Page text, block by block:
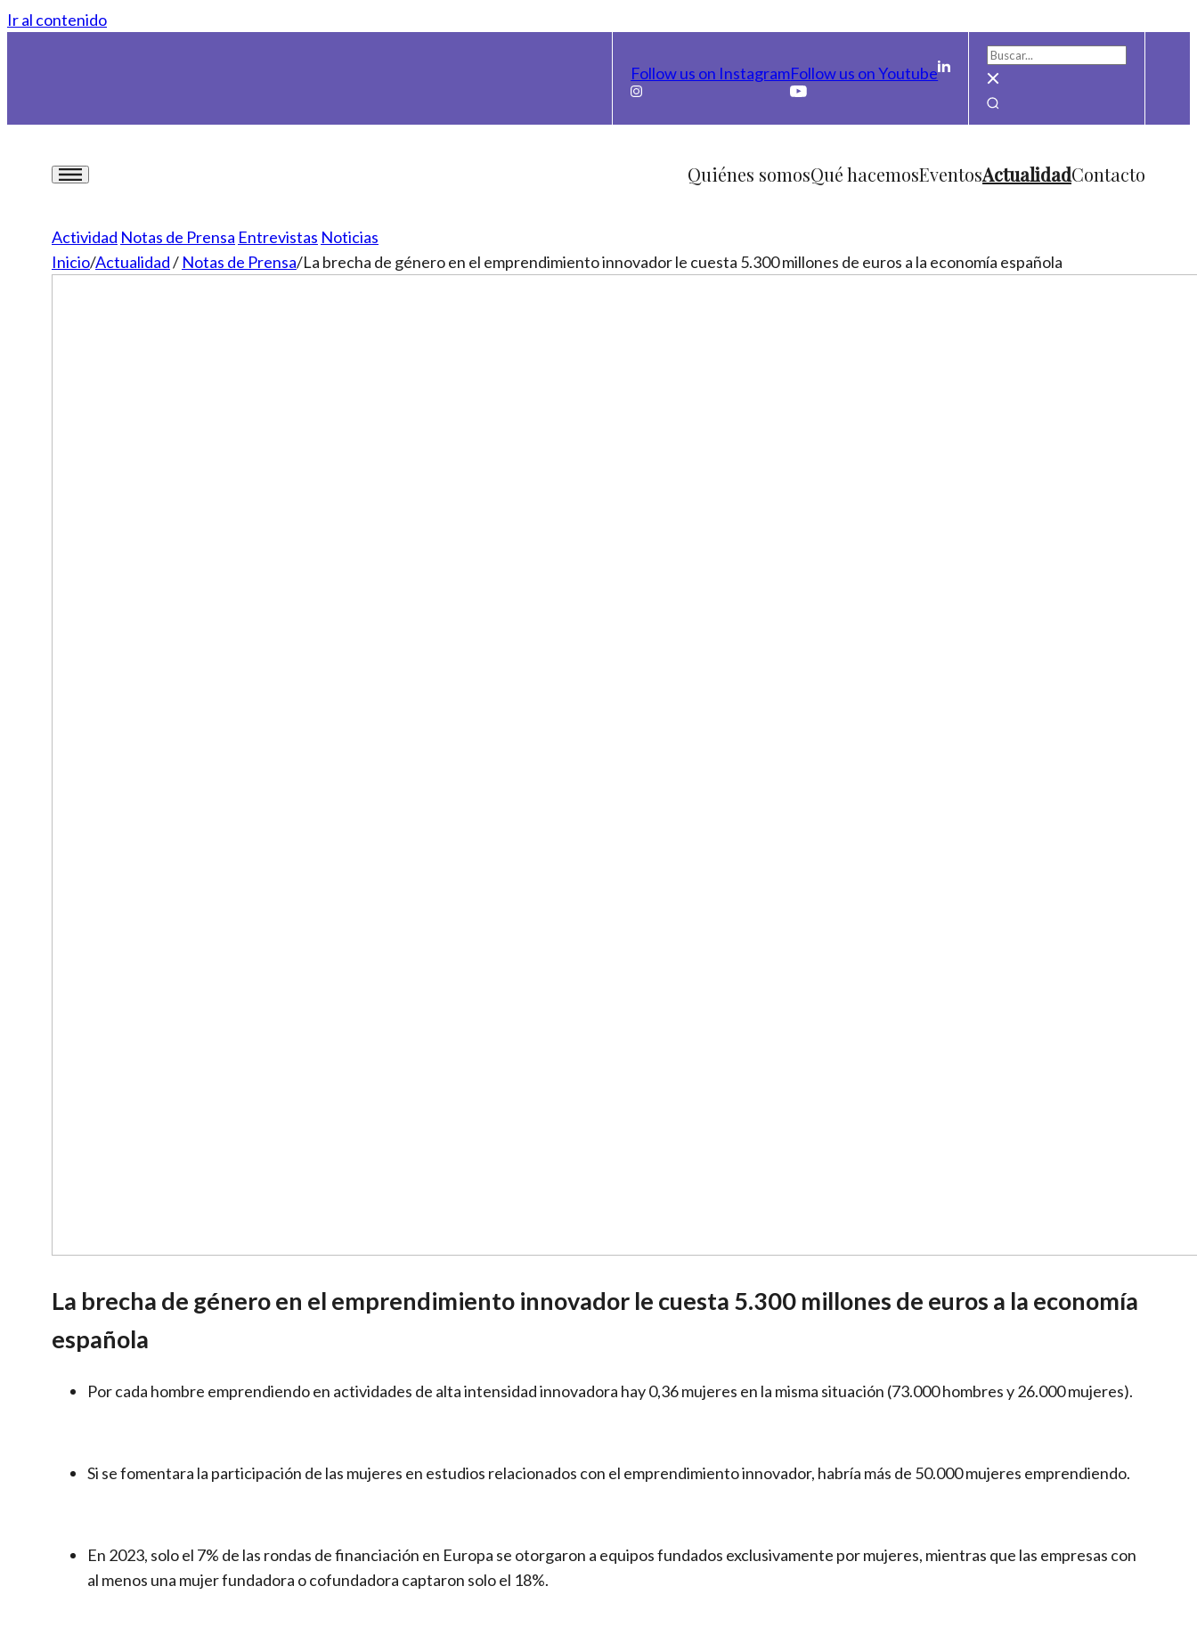
Ir al contenido
Follow us on InstagramFollow us on Youtube
Quiénes somosQué hacemosEventosActualidadContacto
Actividad Notas de Prensa Entrevistas Noticias
Inicio/Actualidad/ Notas de Prensa/La brecha de género en el emprendimiento innovador le cuesta 5.300 millones de euros a la economía española
La brecha de género en el emprendimiento innovador le cuesta 5.300 millones de euros a la economía
española
Por cada hombre emprendiendo en actividades de alta intensidad innovadora hay 0,36 mujeres en la misma situación (73.000 hombres y 26.000 mujeres).
Si se fomentara la participación de las mujeres en estudios relacionados con el emprendimiento innovador, habría más de 50.000 mujeres emprendiendo.
En 2023, solo el 7% de las rondas de financiación en Europa se otorgaron a equipos fundados exclusivamente por mujeres, mientras que las empresas con
al menos una mujer fundadora o cofundadora captaron solo el 18%.